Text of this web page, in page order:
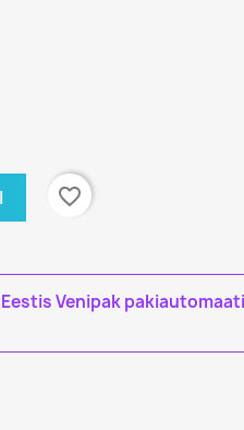
favorite_border
Venipak